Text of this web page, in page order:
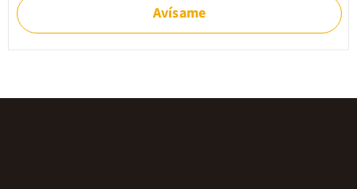
Avísame